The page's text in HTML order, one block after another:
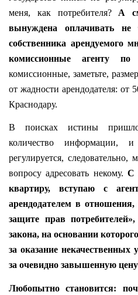
меня, как потребителя? А
вынуждена оплачивать не
собственника арендуемого
комиссионные агенту по
комиссионные, заметьте,
от жадности арендодателя:
Краснодару.
В поисках истины
количество
регулируется,
вопросу адресовать некому. С
квартиру, вступаю с
арендодателем в
защите прав
закона, на основании
за оказание некачественных
за очевидно завышенную
Любопытно становится: